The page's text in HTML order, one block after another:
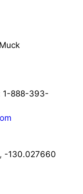
1-888-393-
-130.027660